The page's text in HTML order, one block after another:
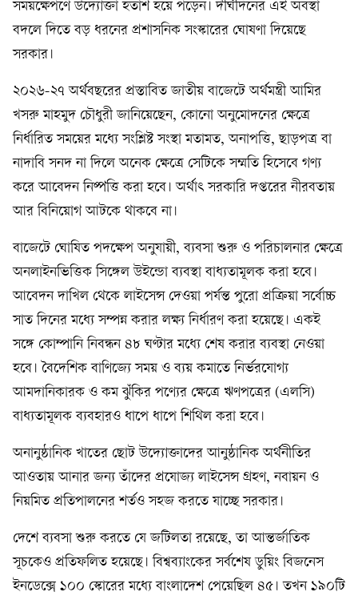
সময়ক্ষেপণে উদ্যোক্তা হতাশ হয়ে পড়েন। দীর্ঘদিনের এই অবস্থা
বদলে দিতে বড় ধরনের প্রশাসনিক সংস্কারের ঘোষণা দিয়েছে
সরকার।
২০২৬-২৭ অর্থবছরের প্রস্তাবিত জাতীয় বাজেটে অর্থমন্ত্রী আমির
খসরু মাহমুদ চৌধুরী জানিয়েছেন, কোনো অনুমোদনের ক্ষেত্রে
নির্ধারিত সময়ের মধ্যে সংশ্লিষ্ট সংস্থা মতামত, অনাপত্তি, ছাড়পত্র বা
নাদাবি সনদ না দিলে অনেক ক্ষেত্রে সেটিকে সম্মতি হিসেবে গণ্য
করে আবেদন নিষ্পত্তি করা হবে। অর্থাৎ সরকারি দপ্তরের নীরবতায়
আর বিনিয়োগ আটকে থাকবে না।
বাজেটে ঘোষিত পদক্ষেপ অনুযায়ী, ব্যবসা শুরু ও পরিচালনার ক্ষেত্রে
অনলাইনভিত্তিক সিঙ্গেল উইন্ডো ব্যবস্থা বাধ্যতামূলক করা হবে।
আবেদন দাখিল থেকে লাইসেন্স দেওয়া পর্যন্ত পুরো প্রক্রিয়া সর্বোচ্চ
সাত দিনের মধ্যে সম্পন্ন করার লক্ষ্য নির্ধারণ করা হয়েছে। একই
সঙ্গে কোম্পানি নিবন্ধন ৪৮ ঘণ্টার মধ্যে শেষ করার ব্যবস্থা নেওয়া
হবে। বৈদেশিক বাণিজ্যে সময় ও ব্যয় কমাতে নির্ভরযোগ্য
আমদানিকারক ও কম ঝুঁকির পণ্যের ক্ষেত্রে ঋণপত্রের (এলসি)
বাধ্যতামূলক ব্যবহারও ধাপে ধাপে শিথিল করা হবে।
অনানুষ্ঠানিক খাতের ছোট উদ্যোক্তাদের আনুষ্ঠানিক অর্থনীতির
আওতায় আনার জন্য তাঁদের প্রযোজ্য লাইসেন্স গ্রহণ, নবায়ন ও
নিয়মিত প্রতিপালনের শর্তও সহজ করতে যাচ্ছে সরকার।
দেশে ব্যবসা শুরু করতে যে জটিলতা রয়েছে, তা আন্তর্জাতিক
সূচকেও প্রতিফলিত হয়েছে। বিশ্বব্যাংকের সর্বশেষ ডুয়িং ‍বিজনেস
ইনডেক্সে ১০০ স্কোরের মধ্যে বাংলাদেশ পেয়েছিল ৪৫। তখন ১৯০টি